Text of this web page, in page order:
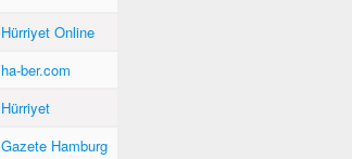
Hürriyet Online
ha-ber.com
Hürriyet
Gazete Hamburg